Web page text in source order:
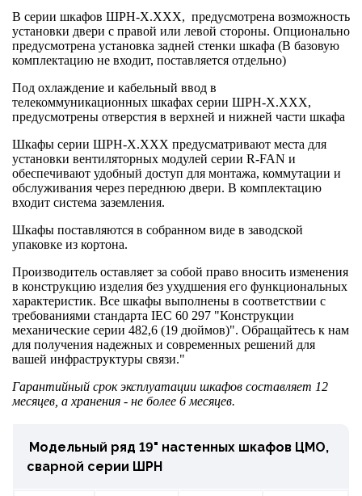
В серии шкафов ШРН-Х.ХХХ, предусмотрена возможность
установки двери с правой или левой стороны. Опционально
предусмотрена установка задней стенки шкафа (В базовую
комплектацию не входит, поставляется отдельно)
Под охлаждение и кабельный ввод в
телекоммуникационных шкафах серии ШРН-Х.ХХХ,
предусмотрены отверстия в верхней и нижней части шкафа
Шкафы серии ШРН-Х.ХХХ предусматривают места для
установки вентиляторных модулей серии R-FAN и
обеспечивают удобный доступ для монтажа, коммутации и
обслуживания через переднюю двери. В комплектацию
входит система заземления.
Шкафы поставляются в собранном виде в заводской
упаковке из кортона.
Производитель оставляет за собой право вносить изменения
в конструкцию изделия без ухудшения его функциональных
характеристик. Все шкафы выполнены в соответствии с
требованиями стандарта IEC 60 297 "Конструкции
механические серии 482,6 (19 дюймов)". Обращайтесь к нам
для получения надежных и современных решений для
вашей инфраструктуры связи."
Гарантийный срок эксплуатации шкафов составляет 12
месяцев, а хранения - не более 6 месяцев.
Модельный ряд 19" настенных шкафов ЦМО,
сварной серии ШРН